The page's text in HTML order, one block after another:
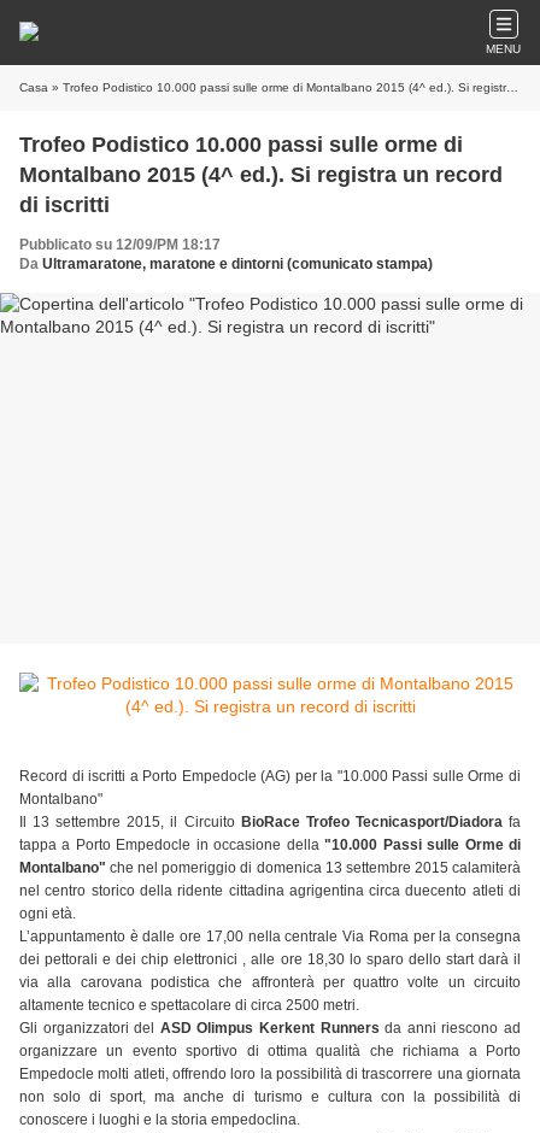
MENU
Casa » Trofeo Podistico 10.000 passi sulle orme di Montalbano 2015 (4^ ed.). Si registra un record di iscritti
Trofeo Podistico 10.000 passi sulle orme di
Montalbano 2015 (4^ ed.). Si registra un record
di iscritti
Pubblicato su 12/09/PM 18:17
Da Ultramaratone, maratone e dintorni (comunicato stampa)
Record di iscritti a Porto Empedocle (AG) per la "10.000 Passi sulle Orme di
Montalbano"
Il 13 settembre 2015, il Circuito BioRace Trofeo Tecnicasport/Diadorafa
tappa a Porto Empedocle in occasione della"10.000 Passi sulle Orme di
Montalbano"che nel pomeriggio di domenica 13 settembre 2015 calamiterà
nel centro storico della ridente cittadina agrigentina circa duecento atleti di
ogni età.
L’appuntamento è dalle ore 17,00 nella centrale Via Roma per la consegna
dei pettorali e dei chip elettronici , alle ore 18,30 lo sparo dello start darà il
via alla carovana podistica che affronterà per quattro volte un circuito
altamente tecnico e spettacolare di circa 2500 metri.
Gli organizzatori del ASD Olimpus Kerkent Runners da anni riescono ad
organizzare un evento sportivo di ottima qualità che richiama a Porto
Empedocle molti atleti, offrendo loro la possibilità di trascorrere una giornata
non solo di sport, ma anche di turismo e cultura con la possibilità di
conoscere i luoghi e la storia empedoclina.